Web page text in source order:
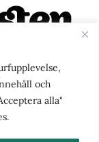
och
alla"
på nätet. Med
för det större
för nyheter,
1988 och